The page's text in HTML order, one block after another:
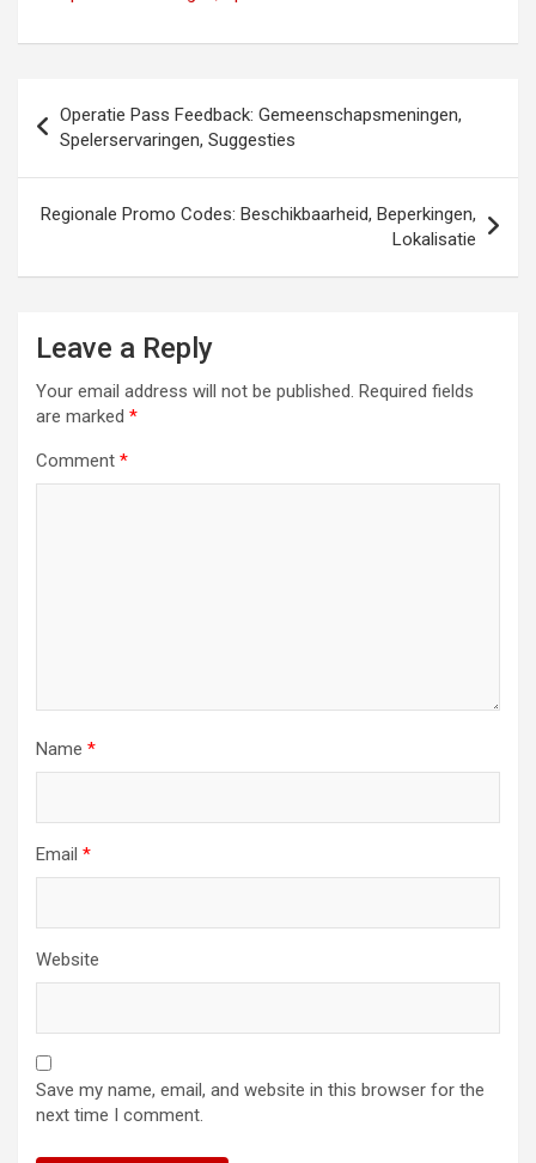
navigation
Operatie Pass Feedback: Gemeenschapsmeningen,
Spelerservaringen, Suggesties
Regionale Promo Codes: Beschikbaarheid, Beperkingen,
Lokalisatie
Leave a Reply
Your email address will not be published. Required fields
are marked *
Comment *
Name *
Email *
Website
Save my name, email, and website in this browser for the
next time I comment.